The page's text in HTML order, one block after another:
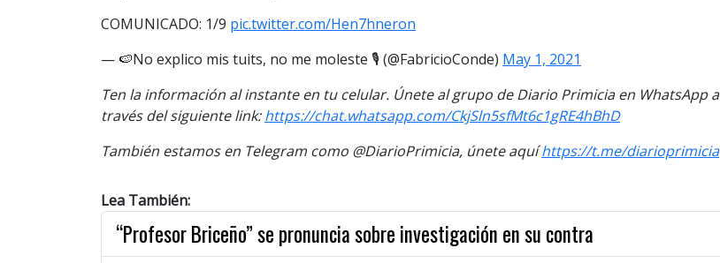
COMUNICADO: 1/9 pic.twitter.com/Hen7hneron
— 🍉No explico mis tuits, no me moleste 🎙️ (@FabricioConde) May 1, 2021
Ten la información al instante en tu celular. Únete al grupo de Diario Primicia en WhatsApp a
través del siguiente link: https://chat.whatsapp.com/CkjSln5sfMt6c1gRE4hBhD
También estamos en Telegram como @DiarioPrimicia, únete aquíhttps://t.me/diarioprimicia
Lea También:
“Profesor Briceño” se pronuncia sobre investigación en su contra